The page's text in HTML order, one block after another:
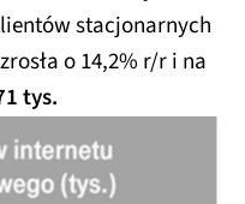
stacjonarnych
o 14,2% r/r i na
tys.